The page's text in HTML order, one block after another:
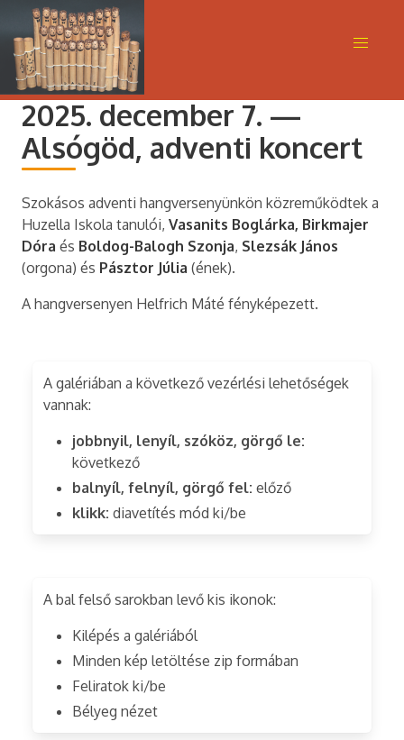
2025. december 7. —
Alsógöd, adventi koncert
Szokásos adventi hangversenyünkön közreműködtek a
Huzella Iskola tanulói, Vasanits Boglárka, Birkmajer
Dóra és Boldog-Balogh Szonja, Slezsák János
(orgona) és Pásztor Júlia (ének).
A hangversenyen Helfrich Máté fényképezett.
A galériában a következő vezérlési lehetőségek
vannak:
jobbnyil, lenyíl, szóköz, görgő le:
következő
balnyíl, felnyíl, görgő fel: előző
klikk: diavetítés mód ki/be
A bal felső sarokban levő kis ikonok:
Kilépés a galériából
Minden kép letöltése zip formában
Feliratok ki/be
Bélyeg nézet